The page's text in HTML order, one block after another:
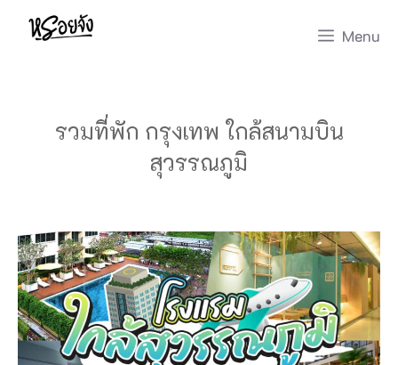
Skip
Menu
รวมที่พัก กรุงเทพ ใกล้สนามบิน
สุวรรณภูมิ